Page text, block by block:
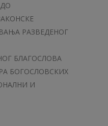
РАЗВЕДЕНОГ
БЛАГОСЛОВА
БОГОСЛОВСКИХ
И